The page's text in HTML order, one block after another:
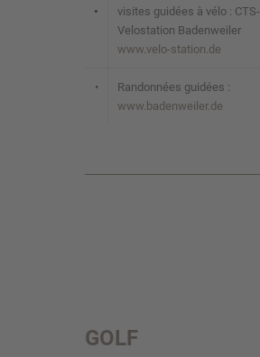
•
visites guidées à vélo : CTS-
Velostation Badenweiler
www.velo-station.de
•
Randonnées guidées :
www.badenweiler.de
GOLF